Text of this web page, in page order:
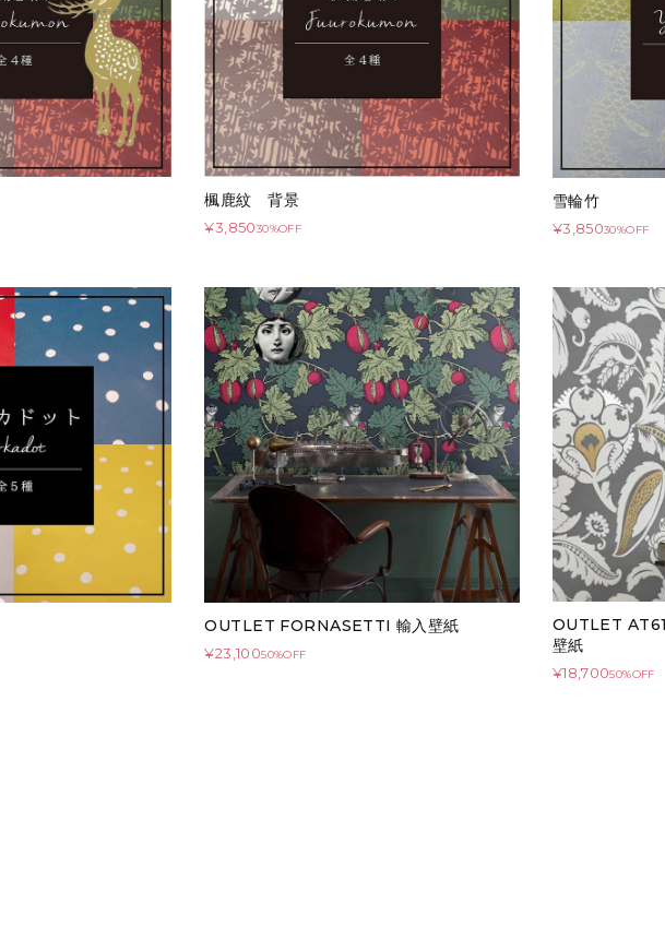
楓鹿紋 背景
¥3,85030%OFF
雪輪竹
¥3,85030%OFF
OUTLET FORNASETTI 輸入壁紙
¥23,10050%OFF
OUTLET
壁紙
¥18,70050%OFF